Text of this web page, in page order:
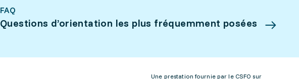
FAQ
Questions d’orientation les plus fréquemment posées
Une prestation fournie par le CSFO sur